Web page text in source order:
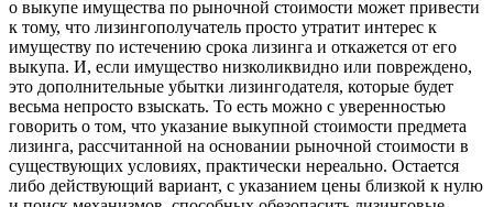
о выкупе имущества по рыночной стоимости может привести
к тому, что лизингополучатель просто утратит интерес к
имуществу по истечению срока лизинга и откажется от его
выкупа. И, если имущество низколиквидно или повреждено,
это дополнительные убытки лизингодателя, которые будет
весьма непросто взыскать. То есть можно с уверенностью
говорить о том, что указание выкупной стоимости предмета
лизинга, рассчитанной на основании рыночной стоимости в
существующих условиях, практически нереально. Остается
либо действующий вариант, с указанием цены близкой к нулю